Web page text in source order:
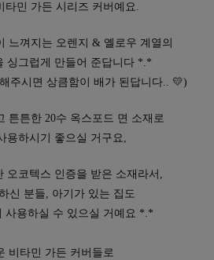
타민 가든 시리즈 커버예요.
느껴지는 오렌지 & 옐로우 계열의
싱그럽게 만들어 준답니다 *.*
주시면 상큼함이 배가 된답니다.. 💛)
튼튼한 20수 옥스포드 면 소재로
용하시기 좋으실 거구요,
오코텍스 인증을 받은 소재라서,
신 분들, 아기가 있는 집도
사용하실 수 있으실 거예요 *.*
비타민 가든 커버들로